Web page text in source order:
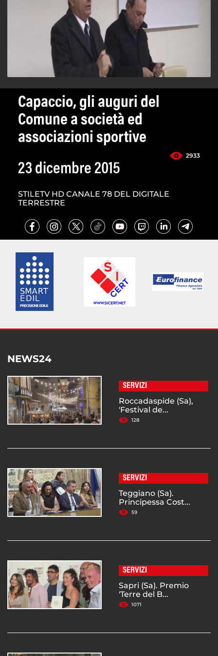
Capaccio, gli auguri del
Comune a società ed
associazioni sportive
2933
23 dicembre 2015
STILETV HD CANALE 78 DEL DIGITALE
TERRESTRE
NEWS24
SERVIZI
Roccadaspide (Sa),
'Festival de...
128
SERVIZI
Teggiano (Sa).
Principessa Cost...
59
SERVIZI
Sapri (Sa). Premio
'Terre del B...
1071